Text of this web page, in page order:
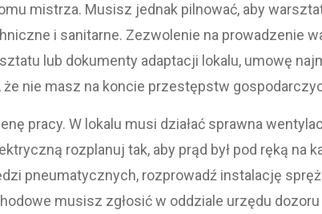
mistrza. Musisz jednak pilnować, aby
i sanitarne. Zezwolenie na prowadzenie
lub dokumenty adaptacji lokalu, umowę
że nie masz na koncie przestępstw
pracy. W lokalu musi działać sprawna
rozplanuj tak, aby prąd był pod ręką na
pneumatycznych, rozprowadź instalację
musisz zgłosić w oddziale urzędu